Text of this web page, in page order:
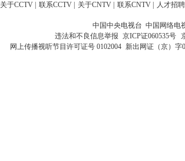
关于CCTV 联系CCTV 关于CNTV 联系CNTV 人才招聘
中国中央电视台 中国网络电
违法和不良信息举报 京ICP证060535号
网上传播视听节目许可证号 0102004 新出网证（京）